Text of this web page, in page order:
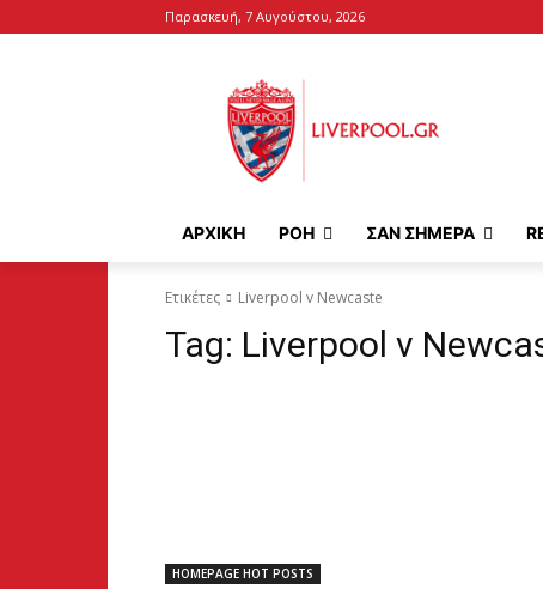
Παρασκευή, 7 Αυγούστου, 2026
ΑΡΧΙΚΉ ΡΟΗ ΣΑΝ ΣΗΜΕΡΑ
Ετικέτες Liverpool v Newcaste
Tag: Liverpool v
HOMEPAGE HOT POSTS